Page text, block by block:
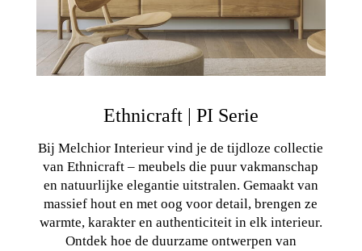
Ethnicraft | PI Serie
Bij Melchior Interieur vind je de tijdloze collectie
van Ethnicraft – meubels die puur vakmanschap
en natuurlijke elegantie uitstralen. Gemaakt van
massief hout en met oog voor detail, brengen ze
warmte, karakter en authenticiteit in elk interieur.
Ontdek hoe de duurzame ontwerpen van